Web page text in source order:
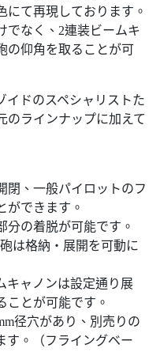
にて再現しております。
でなく、2連装ビームキ
の仰角を取ることが可
イドのスペシャリストた
のラインナップに加えて
閉、一般パイロットのフ
ができます。
分の着脱が可能です。
は格納・展開を可動に
キャノンは設定通り展
ことが可能です。
径穴があり、別売りの
す。（フライングベー